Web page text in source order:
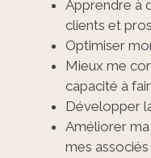
Apprendre à
clients et
Optimiser
Mieux me
capacité à
Développer
Améliorer
mes associés